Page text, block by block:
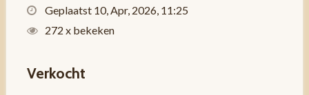
Geplaatst 10, Apr, 2026, 11:25
272 x bekeken
Verkocht